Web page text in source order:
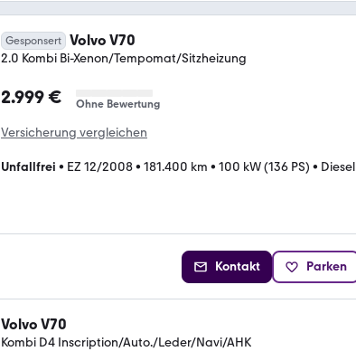
Gesponsert Volvo V70
2.0 Kombi Bi-Xenon/Tempomat/Sitzheizung
2.999 € Ohne Bewertung
Versicherung vergleichen
Unfallfrei • EZ 12/2008• 181.400 km • 100 kW (136 PS) • Diesel
Kontakt Parken
Volvo V70
Kombi D4 Inscription/Auto./Leder/Navi/AHK